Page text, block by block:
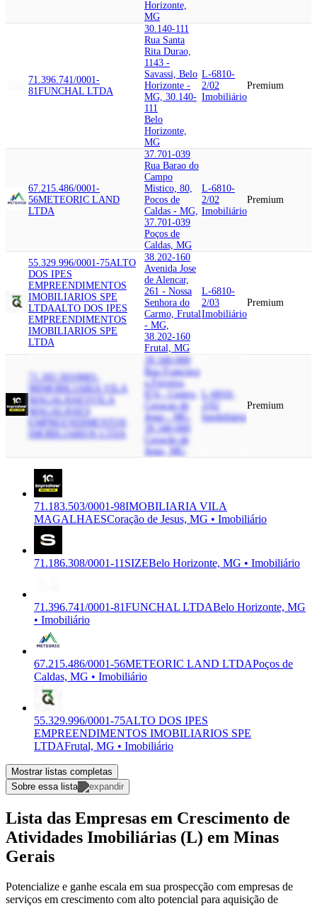
Horizonte,
MG
71.396.741/0001-
81FUNCHAL LTDA
30.140-111
Rua Santa
Rita Durao,
1143 -
Savassi, Belo
Horizonte -
MG, 30.140-
111
Belo
Horizonte,
MG
L-6810-
2/02
Imobiliário
Premium
67.215.486/0001-
56METEORIC LAND
LTDA
37.701-039
Rua Barao do
Campo
Mistico, 80,
Pocos de
Caldas - MG,
37.701-039
Poços de
Caldas, MG
L-6810-
2/02
Imobiliário
Premium
55.329.996/0001-75ALTO
DOS IPES
EMPREENDIMENTOS
IMOBILIARIOS SPE
LTDAALTO DOS IPES
EMPREENDIMENTOS
IMOBILIARIOS SPE
LTDA
38.202-160
Avenida Jose
de Alencar,
261 - Nossa
Senhora do
Carmo, Frutal
- MG,
38.202-160
Frutal, MG
L-6810-
2/03
Imobiliário
Premium
71.183.503/0001-
98
IMOBILIARIA VILA
MAGALHAES
VILA
MAGALHAES
EMPREENDIMENTOS
IMOBILIARIOS LTDA
39.340-000
Rua Francisco
a Ferreira,
874 - Centro,
Coracao de
Jesus - MG,
39.340-000
Coração de
Jesus, MG
L-6810-
Imobiliário
Premium
71.183.503/0001-98IMOBILIARIA VILA
MAGALHAESCoração de Jesus, MG • Imobiliário
71.186.308/0001-11 SIZEBelo Horizonte, MG • Imobiliário
71.396.741/0001-81FUNCHAL LTDABelo Horizonte, MG
• Imobiliário
67.215.486/0001-56METEORIC LAND LTDAPoços de
Caldas, MG • Imobiliário
55.329.996/0001-75ALTO DOS IPES
EMPREENDIMENTOS IMOBILIARIOS SPE
LTDAFrutal, MG • Imobiliário
Mostrar listas completas
Sobre essa lista
Lista das Empresas em Crescimento de
Atividades Imobiliárias (L) em Minas
Gerais
Potencialize e ganhe escala em sua prospecção com empresas de
serviços em crescimento com alto potencial para aquisição de